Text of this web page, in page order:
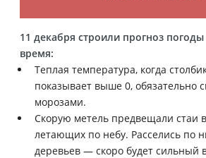
11 декабря строили прогноз
время:
Теплая температура, когда
показывает выше 0, обязательно
морозами.
Скорую метель предвещали стаи
летающих по небу. Расселись по
деревьев — скоро будет сильный